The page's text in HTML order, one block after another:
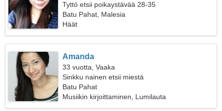
Tyttö etsii poikaystävää 28-35
Batu Pahat, Malesia
Häät
Amanda
33 vuotta, Vaaka
Sinkku nainen etsii miestä
Batu Pahat
Musiikin kirjoittaminen, Lumilauta